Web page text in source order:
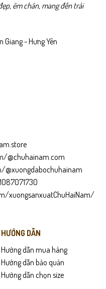
êm chân, mang đến trải
Giang - Hưng Yên
@chuhainam.com
xuongsanxuatChuHaiNam/
HƯỚNG DẪN
Hướng dẫn mua hàng
Hướng dẫn bảo quản
Hướng dẫn chọn size